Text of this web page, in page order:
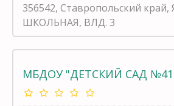
356542, Ставропольский край,
ШКОЛЬНАЯ, ВЛД. 3
МБДОУ "ДЕТСКИЙ САД